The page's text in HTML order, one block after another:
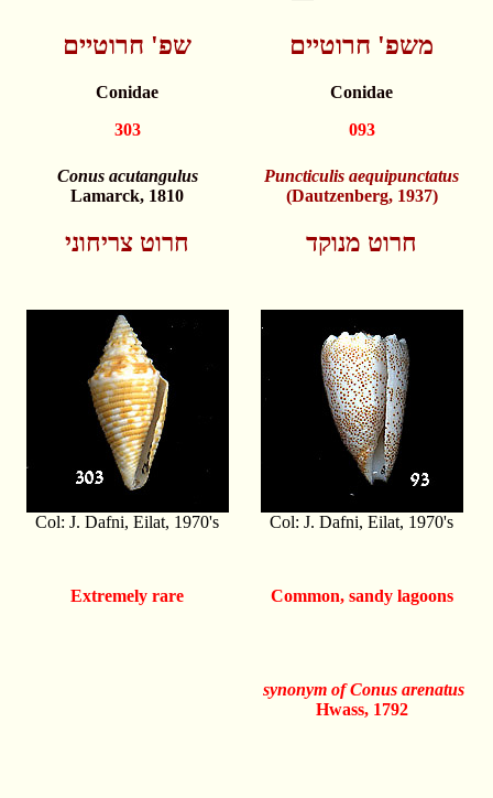
שפ' חרוטיים משפ' חרוטיים
Conidae
Conidae
303
093
Conus acutangulus
Lamarck, 1810
Puncticulis aequipunctatus
(Dautzenberg, 1937)
חרוט צריחוני חרוט מנוקד
Col: J. Dafni, Eilat, 1970's Col: J. Dafni, Eilat, 1970's
Extremely rare Common, sandy lagoons
synonym of Conus arenatus
Hwass, 1792